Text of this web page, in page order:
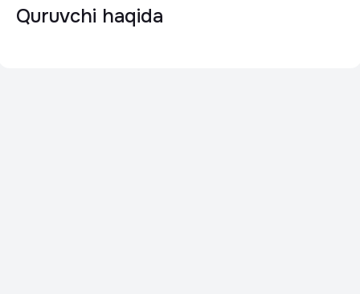
Quruvchi haqida